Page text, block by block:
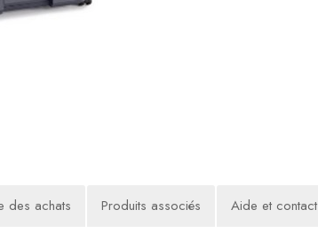
des achats Produits associés Aide et contact